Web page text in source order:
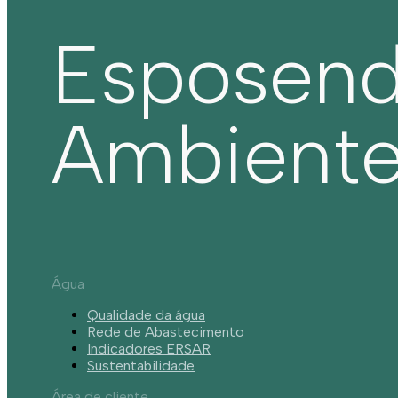
Água
Qualidade da água
Rede de Abastecimento
Indicadores ERSAR
Sustentabilidade